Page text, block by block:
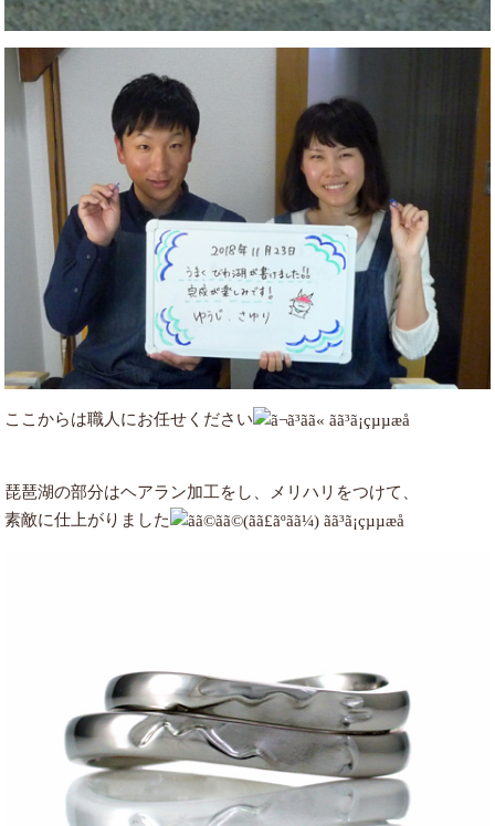
ここからは職人にお任せください
琵琶湖の部分はヘアラン加工をし、メリハリをつけて、
素敵に仕上がりました